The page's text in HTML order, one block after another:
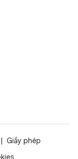
Giấy phép